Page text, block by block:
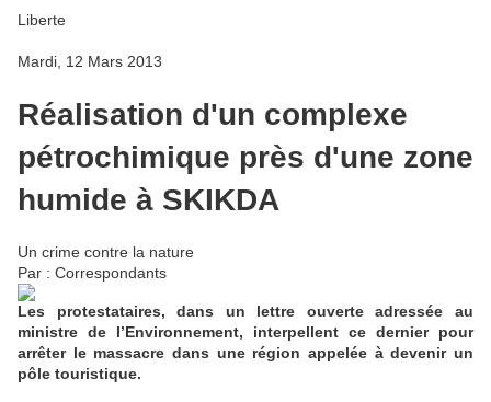
Liberte
Mardi, 12 Mars 2013
Réalisation d'un complexe
pétrochimique près d'une zone
humide à SKIKDA
Un crime contre la nature
Par : Correspondants
Les protestataires, dans un lettre ouverte adressée au
ministre de l’Environnement, interpellent ce dernier pour
arrêter le massacre dans une région appelée à devenir un
pôle touristique.